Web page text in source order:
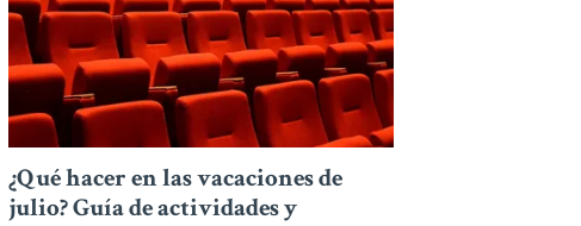
¿Qué hacer en las vacaciones de
julio? Guía de actividades y